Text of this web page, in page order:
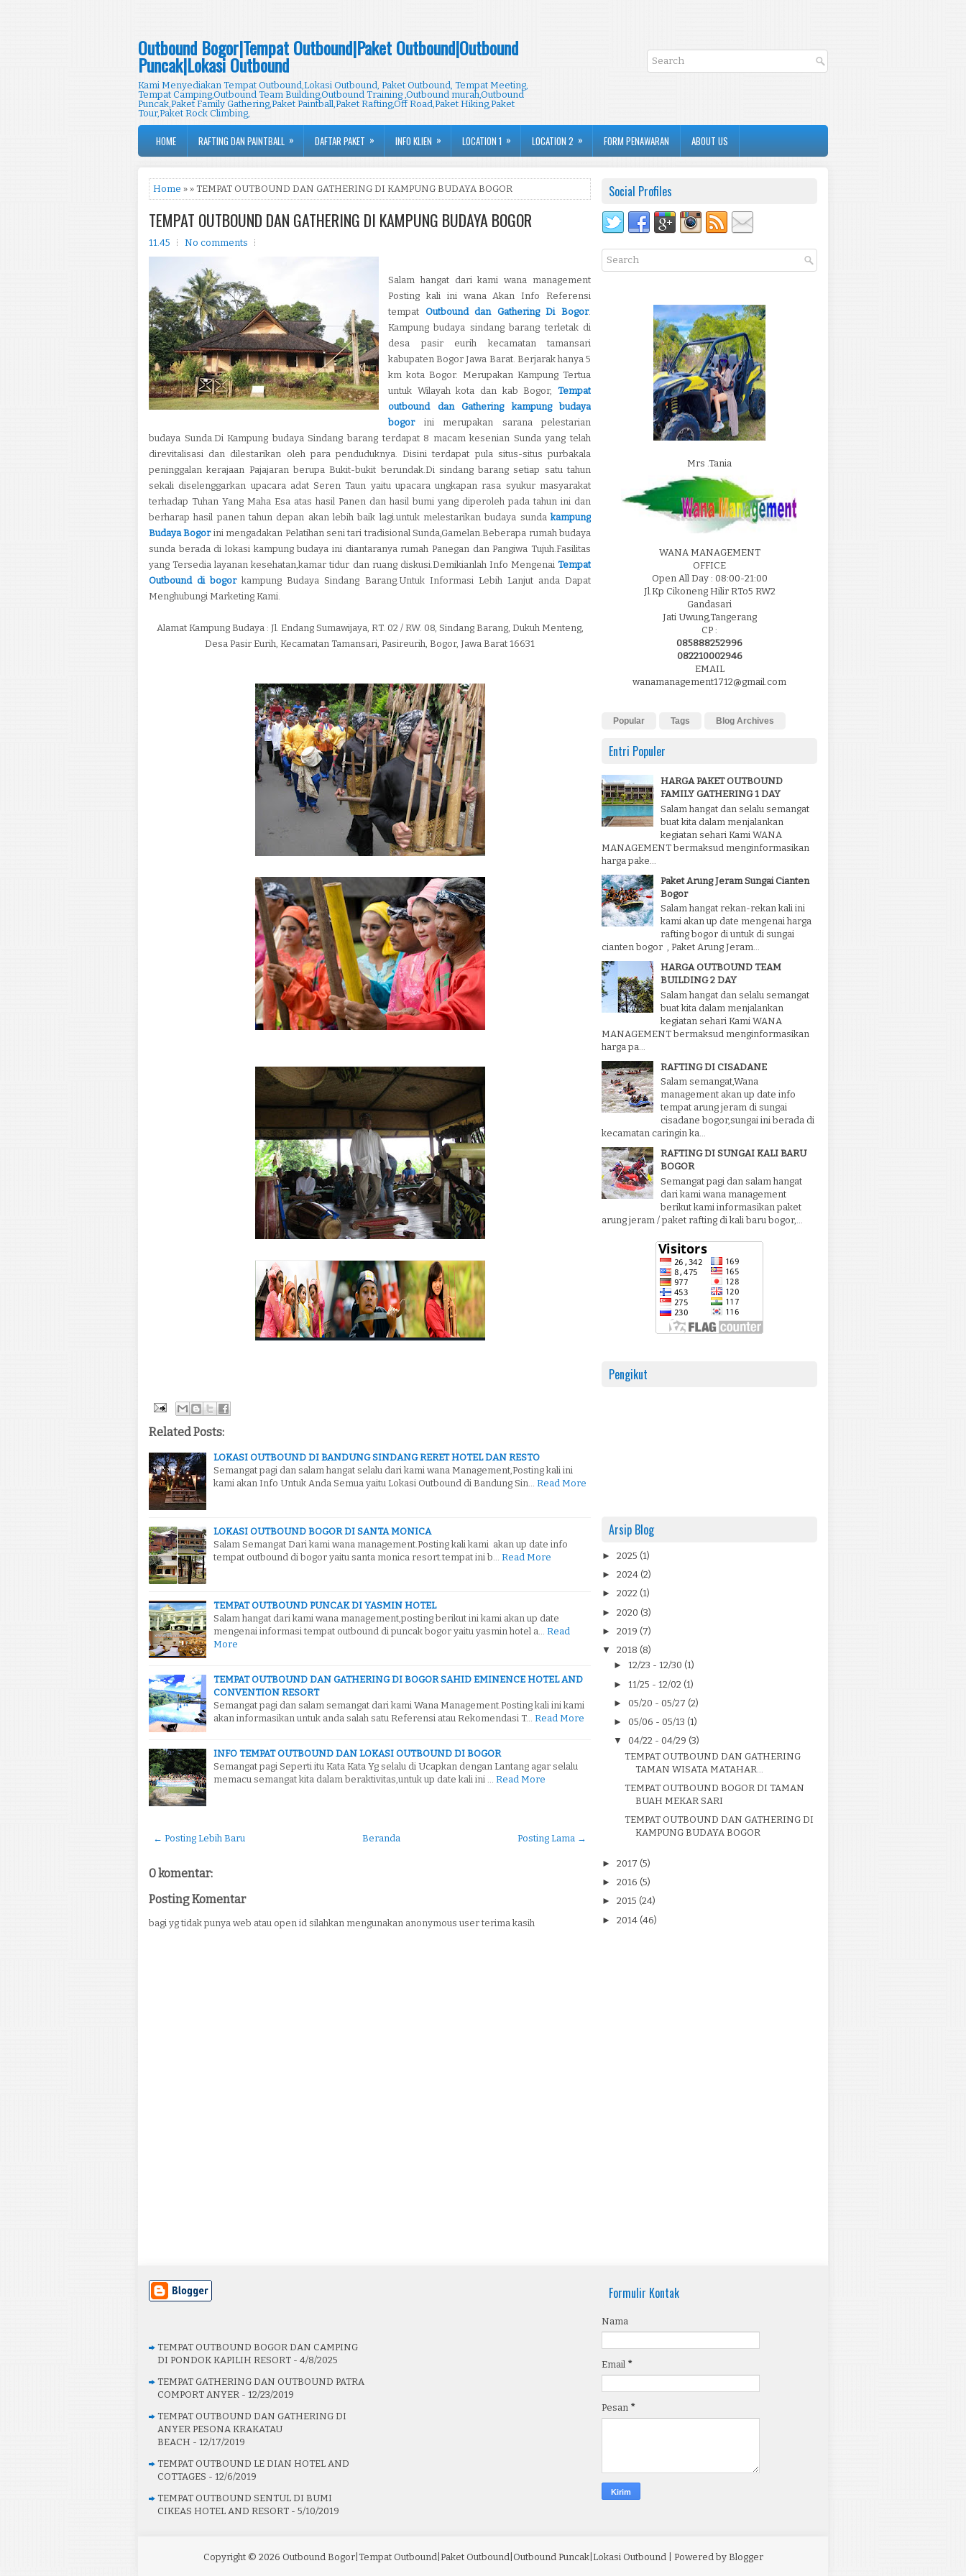
Outbound Bogor|Tempat Outbound|Paket Outbound|Outbound
Puncak|Lokasi Outbound
Kami Menyediakan Tempat Outbound,Lokasi Outbound, Paket Outbound, Tempat Meeting,
Tempat Camping,Outbound Team Building,Outbound Training ,Outbound murah,Outbound
Puncak,Paket Family Gathering,Paket Paintball,Paket Rafting,Off Road,Paket Hiking,Paket
Tour,Paket Rock Climbing,
HOME RAFTING DAN PAINTBALL » DAFTAR PAKET » INFO KLIEN » LOCATION 1 » LOCATION 2 » FORM PENAWARAN ABOUT US
Home » » TEMPAT OUTBOUND DAN GATHERING DI KAMPUNG BUDAYA BOGOR
TEMPAT OUTBOUND DAN GATHERING DI KAMPUNG BUDAYA BOGOR
11.45 No comments
Salam hangat dari kami wana management
Posting kali ini wana Akan Info Referensi
tempat Outbound dan Gathering Di Bogor.
Kampung budaya sindang barang terletak di
desa pasir eurih kecamatan tamansari
kabupaten Bogor Jawa Barat. Berjarak hanya 5
km kota Bogor. Merupakan Kampung Tertua
untuk Wilayah kota dan kab Bogor, Tempat
outbound dan Gathering kampung budaya
bogorini merupakan sarana pelestarian
budaya Sunda.Di Kampung budaya Sindang barang terdapat 8 macam kesenian Sunda yang telah
direvitalisasi dan dilestarikan oleh para penduduknya. Disini terdapat pula situs-situs purbakala
peninggalan kerajaan Pajajaran berupa Bukit-bukit berundak.Di sindang barang setiap satu tahun
sekali diselenggarkan upacara adat Seren Taun yaitu upacara ungkapan rasa syukur masyarakat
terhadap Tuhan Yang Maha Esa atas hasil Panen dan hasil bumi yang diperoleh pada tahun ini dan
berharap hasil panen tahun depan akan lebih baik lagi.untuk melestarikan budaya sundakampung
Budaya Bogorini mengadakan Pelatihan seni tari tradisional Sunda,Gamelan.Beberapa rumah budaya
sunda berada di lokasi kampung budaya ini diantaranya rumah Panegan dan Pangiwa Tujuh.Fasilitas
yang Tersedia layanan kesehatan,kamar tidur dan ruang diskusi.Demikianlah Info Mengenai Tempat
Outbound di bogorkampung Budaya Sindang Barang.Untuk Informasi Lebih Lanjut anda Dapat
Menghubungi Marketing Kami.
Alamat Kampung Budaya : Jl. Endang Sumawijaya, RT. 02 / RW. 08, Sindang Barang, Dukuh Menteng,
Desa Pasir Eurih, Kecamatan Tamansari, Pasireurih, Bogor, Jawa Barat 16631
Related Posts:
LOKASI OUTBOUND DI BANDUNG SINDANG RERET HOTEL DAN RESTO
Semangat pagi dan salam hangat selalu dari kami wana Management,Posting kali ini
kami akan Info Untuk Anda Semua yaitu Lokasi Outbound di Bandung Sin…
Read More
LOKASI OUTBOUND BOGOR DI SANTA MONICA
Salam Semangat Dari kami wana management.Posting kali kami akan up date info
tempat outbound di bogor yaitu santa monica resort.tempat ini b…
Read More
TEMPAT OUTBOUND PUNCAK DI YASMIN HOTEL
Salam hangat dari kami wana management,posting berikut ini kami akan up date
mengenai informasi tempat outbound di puncak bogor yaitu yasmin hotel a…
Read
More
TEMPAT OUTBOUND DAN GATHERING DI BOGOR SAHID EMINENCE HOTEL AND
CONVENTION RESORT
Semangat pagi dan salam semangat dari kami Wana Management.Posting kali ini kami
akan informasikan untuk anda salah satu Referensi atau Rekomendasi T…
Read More
INFO TEMPAT OUTBOUND DAN LOKASI OUTBOUND DI BOGOR
Semangat pagi Seperti itu Kata Kata Yg selalu di Ucapkan dengan Lantang agar selalu
memacu semangat kita dalam beraktivitas,untuk up date kali ini …
Read More
← Posting Lebih Baru Posting Lama →
Beranda
0 komentar:
Posting Komentar
bagi yg tidak punya web atau open id silahkan mengunakan anonymous user terima kasih
Social Profiles
Mrs .Tania
WANA MANAGEMENT
OFFICE
Open All Day : 08:00-21:00
Jl.Kp Cikoneng Hilir RTo5 RW2
Gandasari
Jati Uwung,Tangerang
CP :
085888252996
082210002946
EMAIL
wanamanagement1712@gmail.com
Popular Tags Blog Archives
Entri Populer
HARGA PAKET OUTBOUND
FAMILY GATHERING 1 DAY
Salam hangat dan selalu semangat
buat kita dalam menjalankan
kegiatan sehari Kami WANA
MANAGEMENT bermaksud menginformasikan
harga pake...
Paket Arung Jeram Sungai Cianten
Bogor
Salam hangat rekan-rekan kali ini
kami akan up date mengenai harga
rafting bogor di untuk di sungai
cianten bogor , Paket Arung Jeram...
HARGA OUTBOUND TEAM
BUILDING 2 DAY
Salam hangat dan selalu semangat
buat kita dalam menjalankan
kegiatan sehari Kami WANA
MANAGEMENT bermaksud menginformasikan
harga pa...
RAFTING DI CISADANE
Salam semangat,Wana
management akan up date info
tempat arung jeram di sungai
cisadane bogor,sungai ini berada di
kecamatan caringin ka...
RAFTING DI SUNGAI KALI BARU
BOGOR
Semangat pagi dan salam hangat
dari kami wana management
berikut kami informasikan paket
arung jeram / paket rafting di kali baru bogor,...
Pengikut
Arsip Blog
► 2025 (1)
► 2024 (2)
► 2022 (1)
► 2020 (3)
► 2019 (7)
▼ 2018 (8)
► 12/23 - 12/30 (1)
► 11/25 - 12/02 (1)
► 05/20 - 05/27 (2)
► 05/06 - 05/13 (1)
▼ 04/22 - 04/29 (3)
TEMPAT OUTBOUND DAN GATHERING
TAMAN WISATA MATAHAR...
TEMPAT OUTBOUND BOGOR DI TAMAN
BUAH MEKAR SARI
TEMPAT OUTBOUND DAN GATHERING DI
KAMPUNG BUDAYA BOGOR
► 2017 (5)
► 2016 (5)
► 2015 (24)
► 2014 (46)
TEMPAT OUTBOUND BOGOR DAN CAMPING
DI PONDOK KAPILIH RESORT - 4/8/2025
TEMPAT GATHERING DAN OUTBOUND PATRA
COMPORT ANYER - 12/23/2019
TEMPAT OUTBOUND DAN GATHERING DI
ANYER PESONA KRAKATAU
BEACH - 12/17/2019
TEMPAT OUTBOUND LE DIAN HOTEL AND
COTTAGES - 12/6/2019
TEMPAT OUTBOUND SENTUL DI BUMI
CIKEAS HOTEL AND RESORT - 5/10/2019
Formulir Kontak
Nama
Email *
Pesan *
Copyright © 2026 Outbound Bogor|Tempat Outbound|Paket Outbound|Outbound Puncak|Lokasi Outbound | Powered by Blogger